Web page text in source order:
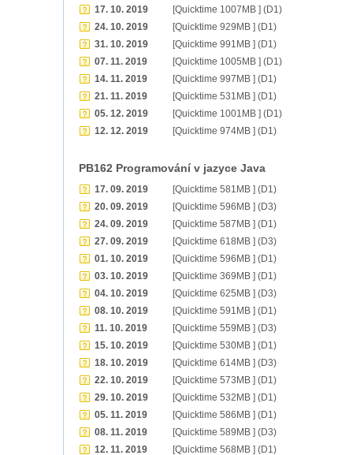
17. 10. 2019
[Quicktime 1007MB ] (D1)
24. 10. 2019
[Quicktime 929MB ] (D1)
31. 10. 2019
[Quicktime 991MB ] (D1)
07. 11. 2019
[Quicktime 1005MB ] (D1)
14. 11. 2019
[Quicktime 997MB ] (D1)
21. 11. 2019
[Quicktime 531MB ] (D1)
05. 12. 2019
[Quicktime 1001MB ] (D1)
12. 12. 2019
[Quicktime 974MB ] (D1)
PB162 Programování v jazyce Java
17. 09. 2019
[Quicktime 581MB ] (D1)
20. 09. 2019
[Quicktime 596MB ] (D3)
24. 09. 2019
[Quicktime 587MB ] (D1)
27. 09. 2019
[Quicktime 618MB ] (D3)
01. 10. 2019
[Quicktime 596MB ] (D1)
03. 10. 2019
[Quicktime 369MB ] (D1)
04. 10. 2019
[Quicktime 625MB ] (D3)
08. 10. 2019
[Quicktime 591MB ] (D1)
11. 10. 2019
[Quicktime 559MB ] (D3)
15. 10. 2019
[Quicktime 530MB ] (D1)
18. 10. 2019
[Quicktime 614MB ] (D3)
22. 10. 2019
[Quicktime 573MB ] (D1)
29. 10. 2019
[Quicktime 532MB ] (D1)
05. 11. 2019
[Quicktime 586MB ] (D1)
08. 11. 2019
[Quicktime 589MB ] (D3)
12. 11. 2019
[Quicktime 568MB ] (D1)